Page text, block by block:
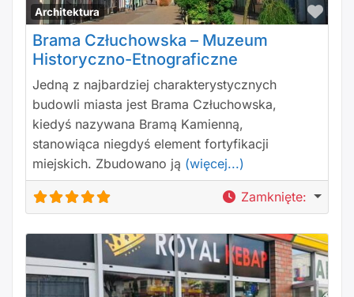
Architektura
Brama Człuchowska – Muzeum
Historyczno-Etnograficzne
Jedną z najbardziej charakterystycznych
budowli miasta jest Brama Człuchowska,
kiedyś nazywana Bramą Kamienną,
stanowiąca niegdyś element fortyfikacji
miejskich. Zbudowano ją (więcej...)
Zamknięte: